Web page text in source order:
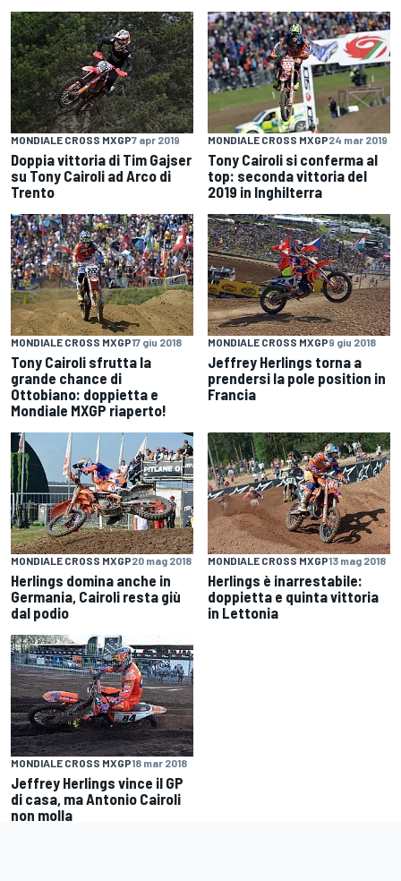
MONDIALE CROSS MXGP7 apr 2019
Doppia vittoria di Tim Gajser
su Tony Cairoli ad Arco di
Trento
MONDIALE CROSS MXGP24 mar 2019
Tony Cairoli si conferma al
top: seconda vittoria del
2019 in Inghilterra
MONDIALE CROSS MXGP17 giu 2018
Tony Cairoli sfrutta la
grande chance di
Ottobiano: doppietta e
Mondiale MXGP riaperto!
MONDIALE CROSS MXGP9 giu 2018
Jeffrey Herlings torna a
prendersi la pole position in
Francia
MONDIALE CROSS MXGP20 mag 2018
Herlings domina anche in
Germania, Cairoli resta giù
dal podio
MONDIALE CROSS MXGP13 mag 2018
Herlings è inarrestabile:
doppietta e quinta vittoria
in Lettonia
MONDIALE CROSS MXGP18 mar 2018
Jeffrey Herlings vince il GP
di casa, ma Antonio Cairoli
non molla